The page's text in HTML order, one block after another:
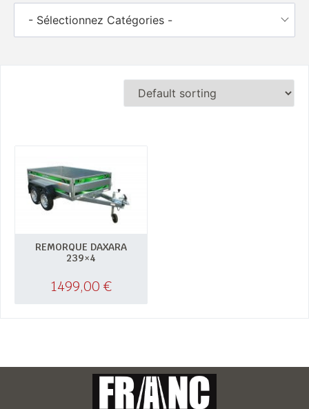
- Sélectionnez Catégories -
REMORQUE DAXARA
239×4
1499,00 €